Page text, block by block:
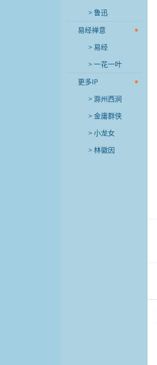
鲁迅
易经禅意
易经
一花一叶
更多IP
滁州西涧
金庸群侠
小龙女
林徽因